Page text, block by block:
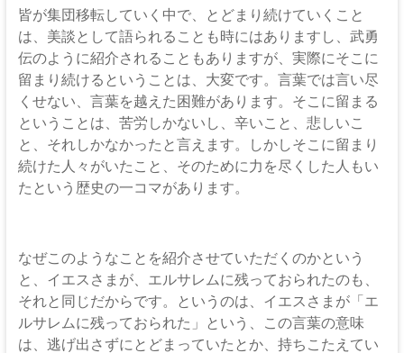
皆が集団移転していく中で、とどまり続けていくこと
は、美談として語られることも時にはありますし、武勇
伝のように紹介されることもありますが、実際にそこに
留まり続けるということは、大変です。言葉では言い尽
くせない、言葉を越えた困難があります。そこに留まる
ということは、苦労しかないし、辛いこと、悲しいこ
と、それしかなかったと言えます。しかしそこに留まり
続けた人々がいたこと、そのために力を尽くした人もい
たという歴史の一コマがあります。
なぜこのようなことを紹介させていただくのかという
と、イエスさまが、エルサレムに残っておられたのも、
それと同じだからです。というのは、イエスさまが「エ
ルサレムに残っておられた」という、この言葉の意味
は、逃げ出さずにとどまっていたとか、持ちこたえてい